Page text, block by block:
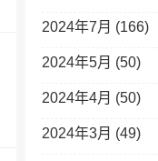
2024年7月 (166)
2024年5月 (50)
2024年4月 (50)
2024年3月 (49)